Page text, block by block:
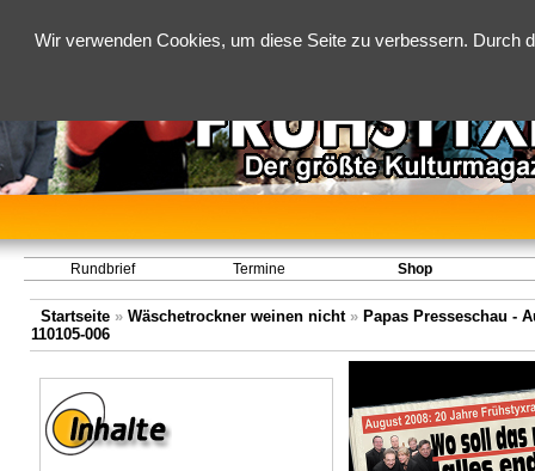
Wir verwenden Cookies, um diese Seite zu verbessern.
Rundbrief Termine Shop
Startseite» Wäschetrockner weinen nicht» Papas Presseschau -
110105-006